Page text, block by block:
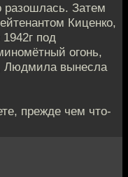
Затем
Киценко,
под
огонь,
Людмила вынесла
прежде чем что-